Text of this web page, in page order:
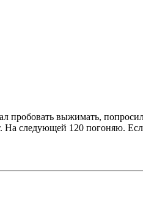
пробовать выжимать,
На следующей 120 погоняю.